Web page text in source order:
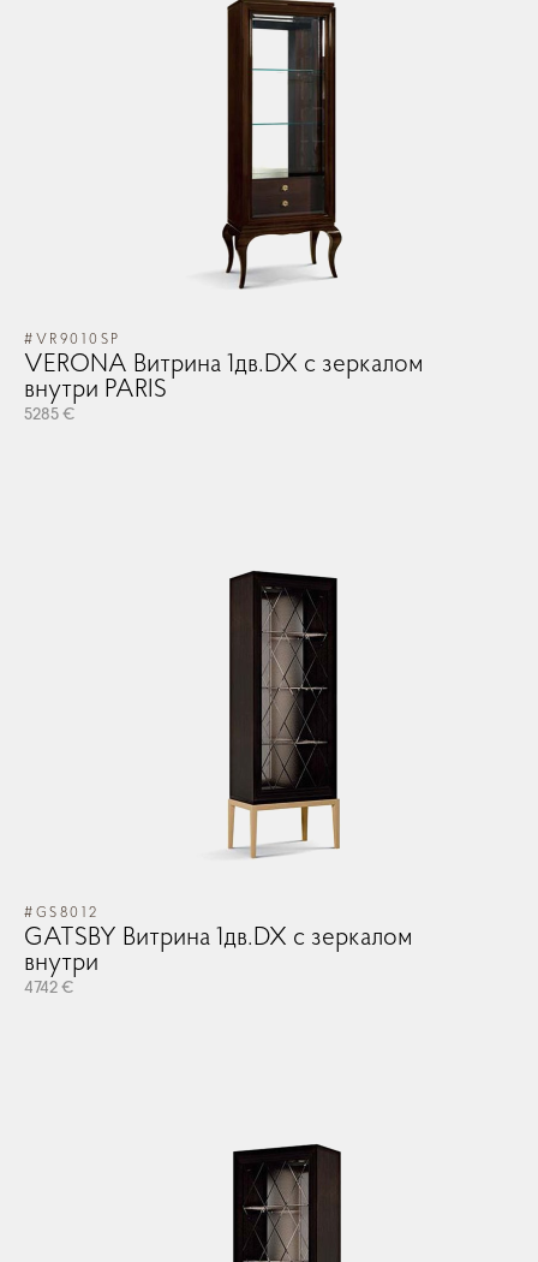
#VR9010SP
VERONA Витрина 1дв.DX с зеркалом
внутри PARIS
5285 €
#GS8012
GATSBY Витрина 1дв.DX с зеркалом
внутри
4742 €